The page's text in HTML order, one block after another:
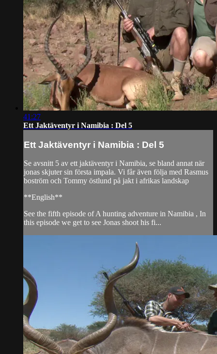
41:27
Ett Jaktäventyr i Namibia : Del 5
Ett Jaktäventyr i Namibia : Del 5
Se avsnitt 5 av ett jaktäventyr i Namibia, se bland annat när
jonas skjuter sin första impala. Vi får även följa med Rasmus
boström och Tommy östlund på jakt i afrikas landskap
**English**
See the fifth episode of A hunting adventure in Namibia , In
this episode we get to see Jonas shoot his fi...